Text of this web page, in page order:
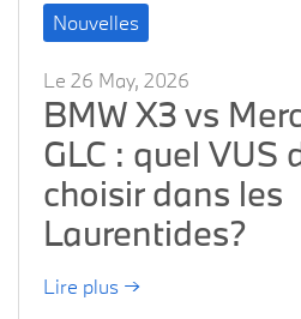
Nouvelles
Le 26 May, 2026
BMW X3 vs
GLC : quel VUS
choisir dans les
Laurentides?
Lire plus →